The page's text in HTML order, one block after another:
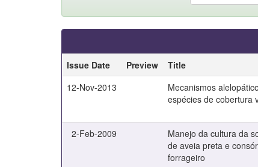
Issue Date
Preview Title
12-Nov-2013
Mecanismos
espécies de cobertura
2-Feb-2009
Manejo da cultura da
de aveia preta e
forrageiro